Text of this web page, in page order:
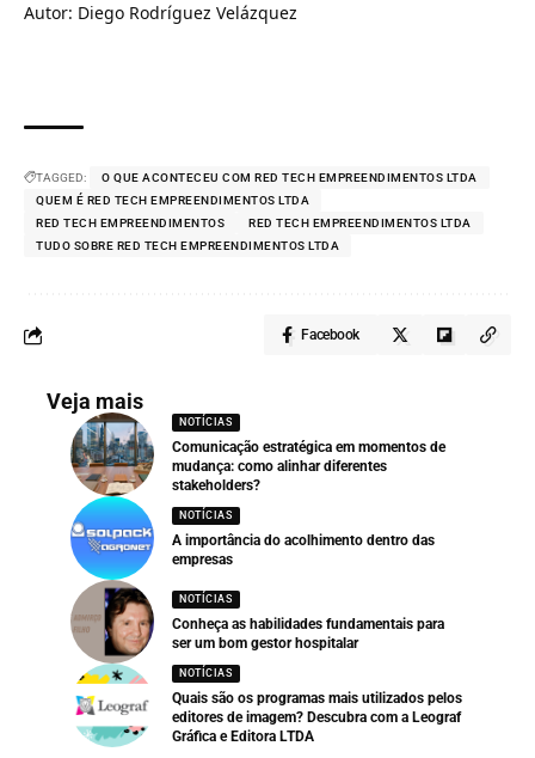
Autor: Diego Rodríguez Velázquez
TAGGED:
O QUE ACONTECEU COM RED TECH EMPREENDIMENTOS LTDA
QUEM É RED TECH EMPREENDIMENTOS LTDA
RED TECH EMPREENDIMENTOS
RED TECH EMPREENDIMENTOS LTDA
TUDO SOBRE RED TECH EMPREENDIMENTOS LTDA
Facebook
Veja mais
NOTÍCIAS
Comunicação estratégica em momentos de
mudança: como alinhar diferentes
stakeholders?
NOTÍCIAS
A importância do acolhimento dentro das
empresas
NOTÍCIAS
Conheça as habilidades fundamentais para
ser um bom gestor hospitalar
NOTÍCIAS
Quais são os programas mais utilizados pelos
editores de imagem? Descubra com a Leograf
Gráfica e Editora LTDA